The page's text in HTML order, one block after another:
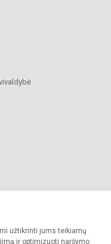
užtikrinti jums teikiamų
ir optimizuoti naršymo
Visos teisės saugomos.